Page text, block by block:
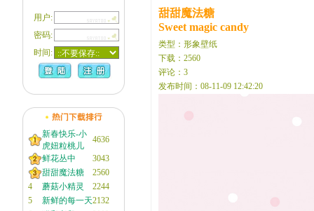
用户:
密码:
时间:
新春快乐-小
虎妞粒桃儿
4636
鲜花丛中
3043
甜甜魔法糖
2560
4
蘑菇小精灵
2244
5
新鲜的每一天2132
甜甜魔法糖
Sweet magic candy
类型：形象壁纸
下载：2560
评论：3
发布时间：08-11-09 12:42:20